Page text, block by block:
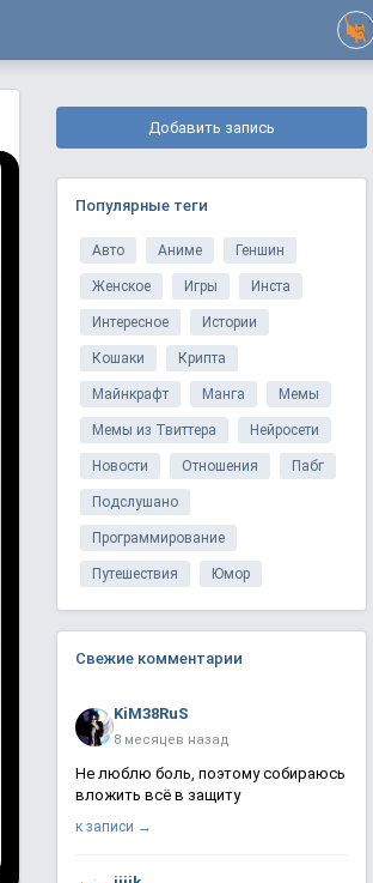
Добавить запись
Популярные теги
Авто Аниме Геншин
Женское Игры Инста
Интересное Истории
Кошаки Крипта
Майнкрафт Манга Мемы
Мемы из Твиттера Нейросети
Новости Отношения Пабг
Подслушано
Программирование
Путешествия Юмор
Свежие комментарии
KiM38RuS
8 месяцев назад
Не люблю боль, поэтому собираюсь
вложить всё в защиту
к записи →